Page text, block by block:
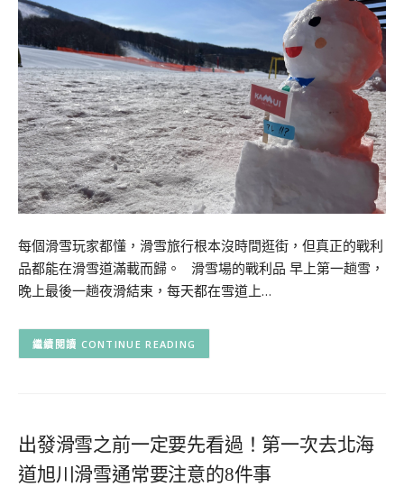
每個滑雪玩家都懂，滑雪旅行根本沒時間逛街，但真正的戰利
品都能在滑雪道滿載而歸。 滑雪場的戰利品 早上第一趟雪，
晚上最後一趟夜滑結束，每天都在雪道上…
CONTINUE READING
出發滑雪之前一定要先看過！第一次去北海
道旭川滑雪通常要注意的8件事